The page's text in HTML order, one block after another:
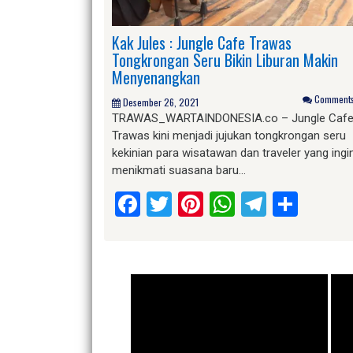
Kak Jules : Jungle Cafe Trawas
Tongkrongan Seru Bikin Liburan Makin
Menyenangkan
Desember 26, 2021
TRAWAS_WARTAINDONESIA.co – Jungle Cafe
Trawas kini menjadi jujukan tongkrongan seru
kekinian para wisatawan dan traveler yang
menikmati suasana baru…
Facebook
Twitter
Pinterest
WhatsApp
Telegram